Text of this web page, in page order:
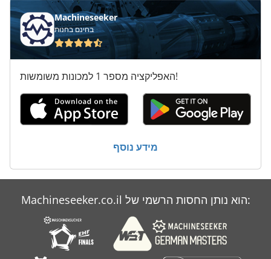
Machineseeker
בחינם בחנות
האפליקציה מספר 1 למכונות משומשות!
מידע נוסף
Machineseeker.co.il הוא נותן החסות הרשמי של: